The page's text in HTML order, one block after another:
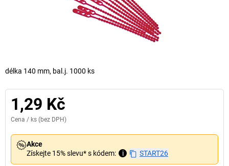
délka 140 mm, bal.j. 1000 ks
1,29 Kč
Cena / ks (bez DPH)
Akce
Získejte 15% slevu* s kódem:
i START26